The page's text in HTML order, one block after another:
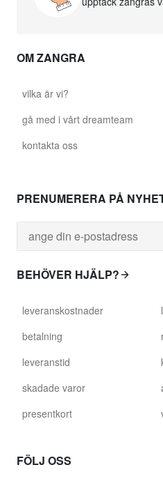
OM ZANGRA
vilka är vi?
gå med i vårt dreamteam
kontakta oss
PRENUMERERA PÅ
BEHÖVER HJÄLP?
leveranskostnader
betalning
leveranstid
skadade varor
presentkort
FÖLJ OSS